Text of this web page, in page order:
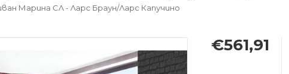
Марина СЛ - Ларс Браун/Ларс Капучино
€561,91